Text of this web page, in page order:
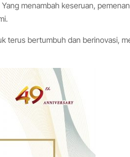
menambah keseruan,
terus bertumbuh dan berinovasi,